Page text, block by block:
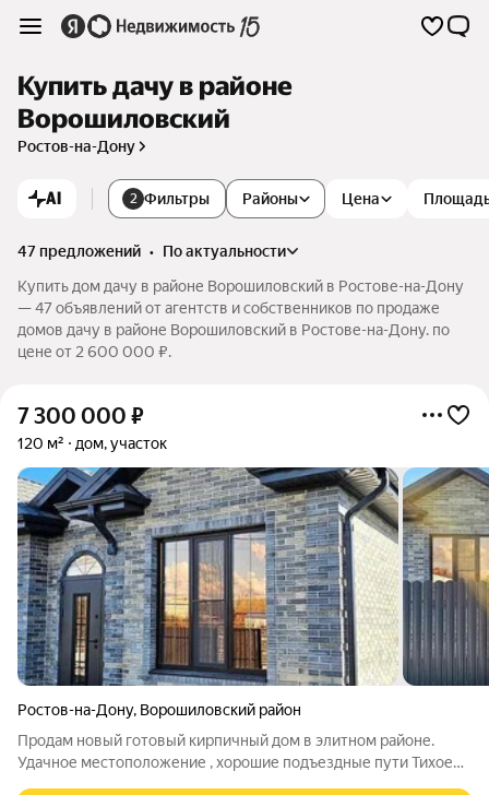
Купить дачу в районе
Ворошиловский
Ростов-на-Дону
AI 2 Фильтры Цена
Районы
47 предложений •
по актуальности
Купить дом дачу в районе Ворошиловский в Ростове-на-Дону
— 47 объявлений от агентств и собственников по продаже
домов дачу в районе Ворошиловский в Ростове-на-Дону. по
цене от 2 600 000 ₽.
7 300 000 ₽
120 м² дом, участок
Ростов-на-Дону, Ворошиловский район
Продам новый готовый кирпичный дом в элитном районе.
Удачное местоположение , хорошие подъездные пути Тихое